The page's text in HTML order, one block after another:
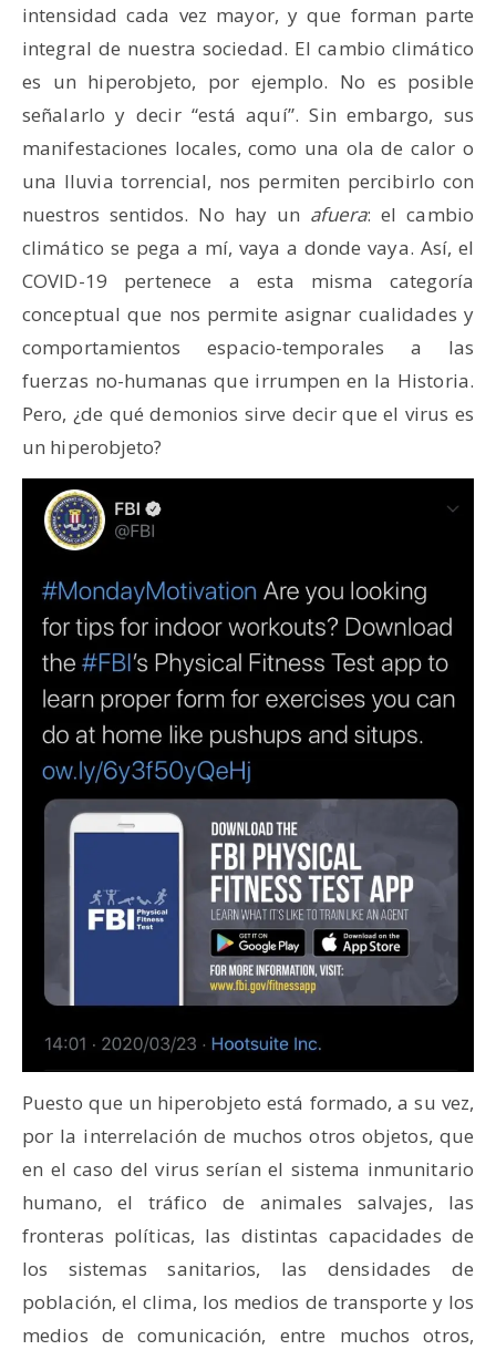
intensidad cada vez mayor, y que forman parte
integral de nuestra sociedad. El cambio climático
es un hiperobjeto, por ejemplo. No es posible
señalarlo y decir “está aquí”. Sin embargo, sus
manifestaciones locales, como una ola de calor o
una lluvia torrencial, nos permiten percibirlo con
nuestros sentidos. No hay un afuera: el cambio
climático se pega a mí, vaya a donde vaya. Así, el
COVID-19 pertenece a esta misma categoría
conceptual que nos permite asignar cualidades y
comportamientos espacio-temporales a las
fuerzas no-humanas que irrumpen en la Historia.
Pero, ¿de qué demonios sirve decir que el virus es
un hiperobjeto?
Puesto que un hiperobjeto está formado, a su vez,
por la interrelación de muchos otros objetos, que
en el caso del virus serían el sistema inmunitario
humano, el tráfico de animales salvajes, las
fronteras políticas, las distintas capacidades de
los sistemas sanitarios, las densidades de
población, el clima, los medios de transporte y los
medios de comunicación, entre muchos otros,